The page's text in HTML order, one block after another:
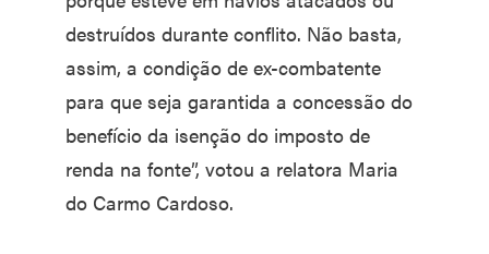
destruídos durante conflito. Não basta,
assim, a condição de ex-combatente
para que seja garantida a concessão do
benefício da isenção do imposto de
renda na fonte”, votou a relatora Maria
do Carmo Cardoso.